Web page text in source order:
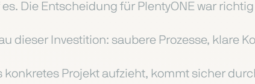
Die Entscheidung für PlentyONE war
dieser Investition: saubere Prozesse, klare
konkretes Projekt aufzieht, kommt sicher